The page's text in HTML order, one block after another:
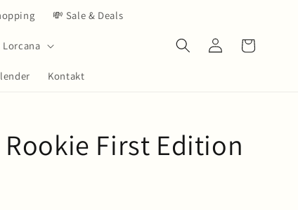
💸 Sale & Deals
Lorcana
Kontakt
EinloggenWarenkorb
First Edition